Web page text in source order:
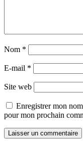
Nom *
E-mail *
Site web
Enregistrer mon
pour mon prochain